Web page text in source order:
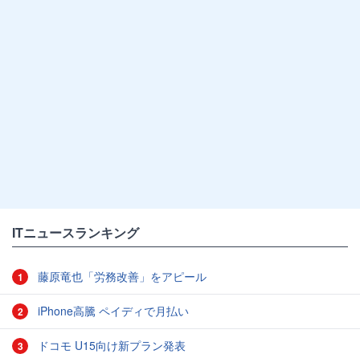
ITニュースランキング
1 藤原竜也「労務改善」をアピール
2 iPhone高騰 ペイディで月払い
3 ドコモ U15向け新プラン発表